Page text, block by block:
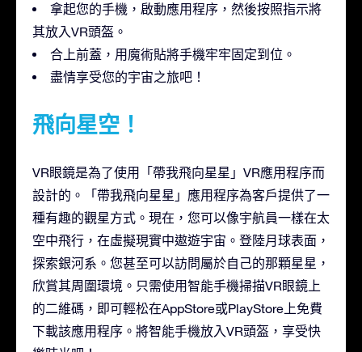
拿起您的手機，啟動應用程序，然後按照指示將
其放入VR頭盔。
合上前蓋，用魔術貼將手機牢牢固定到位。
盡情享受您的宇宙之旅吧！
飛向星空！
VR眼鏡是為了使用「帶我飛向星星」VR應用程序而
設計的。「帶我飛向星星」應用程序為客戶提供了一
種有趣的觀星方式。現在，您可以像宇航員一樣在太
空中飛行，在虛擬現實中遨遊宇宙。登陸月球表面，
探索銀河系。您甚至可以訪問屬於自己的那顆星星，
欣賞其周圍環境。只需使用智能手機掃描VR眼鏡上
的二維碼，即可輕松在AppStore或PlayStore上免費
下載該應用程序。將智能手機放入VR頭盔，享受快